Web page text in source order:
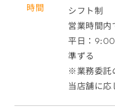
時間
シフト制
営業時間内
平日：
準ずる
※業務委託
当店舗に応